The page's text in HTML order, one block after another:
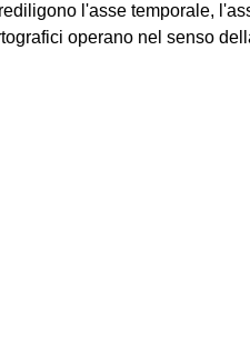
l'asse temporale,
operano nel senso